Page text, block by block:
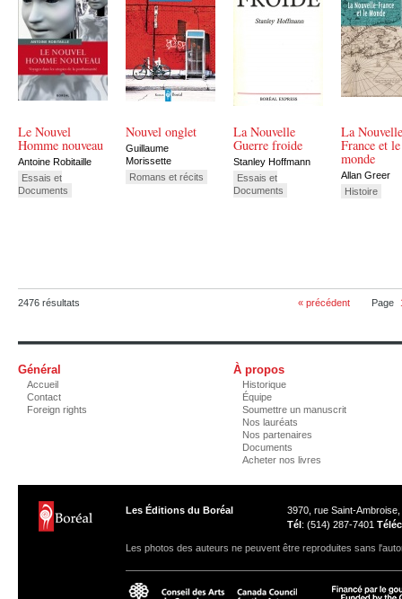
Le Nouvel
Homme nouveau
Antoine Robitaille
Essais et
Documents
Nouvel onglet
Guillaume
Morissette
Romans et récits
La Nouvelle
Guerre froide
Stanley Hoffmann
Essais et
Documents
La
France et le
monde
Allan Greer
Histoire
2476 résultats « précédent Page
Général
Accueil
Contact
Foreign rights
À propos
Historique
Équipe
Soumettre un manuscrit
Nos lauréats
Nos partenaires
Documents
Acheter nos livres
Les Éditions du Boréal
3970, rue Saint-
Tél: (514) 287-7401 Téléc
Les photos des auteurs ne peuvent être reproduites sans